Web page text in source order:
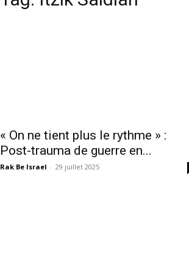
« On ne tient plus le rythme » :
Post-trauma de guerre en...
Rak Be Israel - 29 juillet 2025